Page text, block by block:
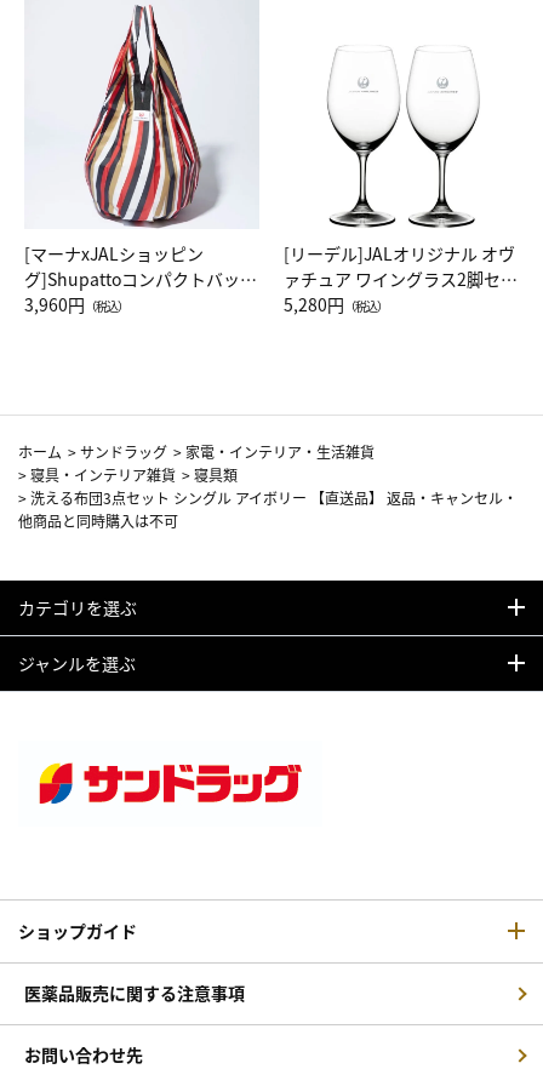
[マーナxJALショッピン
グ]Shupattoコンパクトバッグ
Drop JAL客室乗務員（LC）ス
3,960円 （税込）
[リーデル]JALオリジナル オヴ
ァチュア ワイングラス2脚セッ
ト（レッドワイン）
5,280円 （税込）
ホーム >サンドラッグ > 家電・インテリア・生活雑貨
>寝具・インテリア雑貨 >寝具類
>洗える布団3点セット シングル アイボリー 【直送品】 返品・キャンセル・
他商品と同時購入は不可
カテゴリを選ぶ
ジャンルを選ぶ
ショップガイド
医薬品販売に関する注意事項
お問い合わせ先